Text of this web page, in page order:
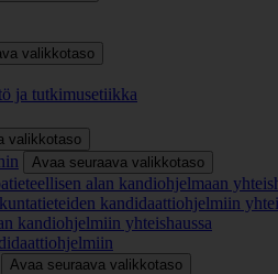
valikkotaso
ja tutkimusetiikka
valikkotaso
Avaa seuraava valikkotaso
alan kandiohjelmaan
kandidaattiohjelmiin
kandiohjelmiin yhteishaussa
Avaa seuraava valikkotaso